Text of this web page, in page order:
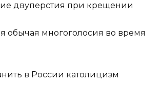
двуперстия при крещении
обычая многоголосия во время
в России католицизм